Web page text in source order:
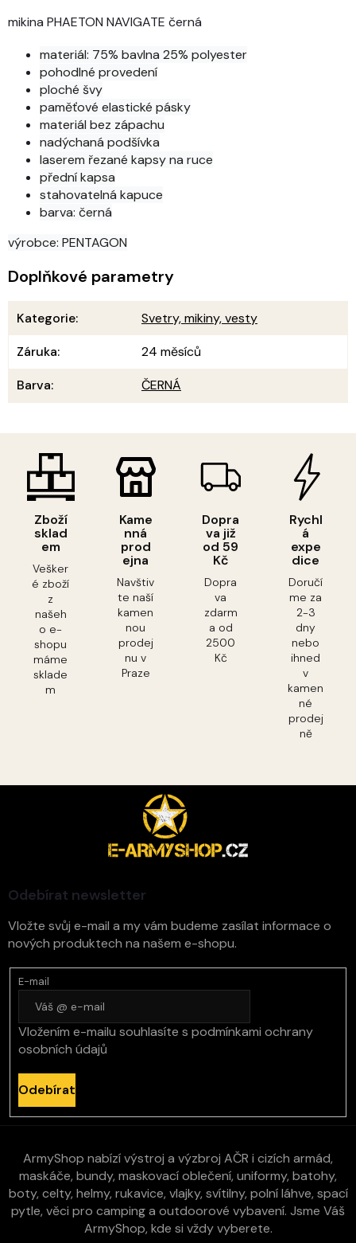
Zboží
sklad
em
Vešker
é zboží
z
našeh
o e-
shopu
máme
sklade
m
Kame
nná
prod
ejna
Navštiv
te naší
kamen
nou
prodej
nu v
Praze
Dopra
va již
od 59
Kč
Dopra
va
zdarm
a od
2500
Kč
Rychl
á
expe
dice
Doručí
me za
2-3
dny
nebo
ihned
v
kamen
né
prodej
ně
mikina PHAETON NAVIGATE černá
materiál: 75% bavlna 25% polyester
pohodlné provedení
ploché švy
paměťové elastické pásky
materiál bez zápachu
nadýchaná podšívka
laserem řezané kapsy na ruce
přední kapsa
stahovatelná kapuce
barva: černá
výrobce: PENTAGON
Doplňkové parametry
Kategorie:
Svetry, mikiny, vesty
Záruka:
24 měsíců
Barva: ČERNÁ
Odebírat newsletter
Vložte svůj e-mail a my vám budeme zasílat informace o
nových produktech na našem e-shopu.
E-mail
Vložením e-mailu souhlasíte s podmínkami ochrany
osobních údajů
Odebírat
ArmyShop nabízí výstroj a výzbroj AČR i cizích armád,
maskáče, bundy, maskovací oblečení, uniformy, batohy,
boty, celty, helmy, rukavice, vlajky, svítilny, polní láhve, spací
pytle, věci pro camping a outdoorové vybavení. Jsme Váš
ArmyShop, kde si vždy vyberete.